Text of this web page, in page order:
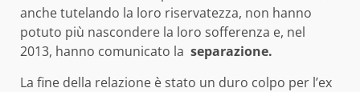
anche tutelando la loro riservatezza, non hanno
potuto più nascondere la loro sofferenza e, nel
2013, hanno comunicato la separazione.
La fine della relazione è stato un duro colpo per l’ex